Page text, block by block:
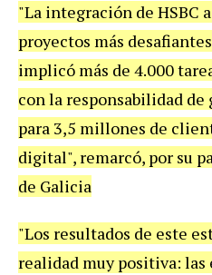
"La integración de HSBC
proyectos más
implicó más de 4.000
con la responsabilidad
para 3,5 millones de
digital", remarcó, por su
de Galicia
"Los resultados de este
realidad muy positiva: